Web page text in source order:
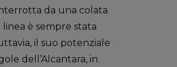
da una colata
linea è sempre stata
il suo potenziale
dell’Alcantara, in